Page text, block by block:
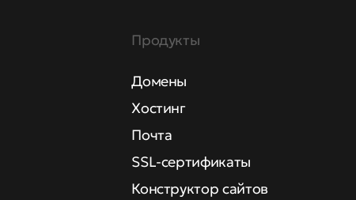
Продукты
Домены
Хостинг
Почта
SSL-сертификаты
Конструктор сайтов